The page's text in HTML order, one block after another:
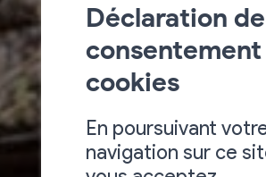
Déclaration de
consentement
cookies
En poursuivant
navigation sur ce